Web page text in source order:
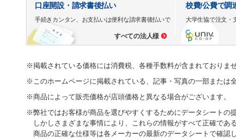
口座開設・請求書後払い
手続きカンタン、お支払いは便利な請求書後払いで
すべての法人様
校費/公費で調
大学生協で注文・
※掲載されている価格には消費税、各種手数料が含まれておりま
※このホームページに掲載されている、記事・写真の一部または
※商品によって販売価格が店頭価格と異なる場合がございます。
※弊社ではお客様が商品を選びやすくするためにデータシートの
しかしさまざまな事情により、これらの情報がすべて正確であ
商品の正確な仕様等は各メーカーの最新のデータシートで確認